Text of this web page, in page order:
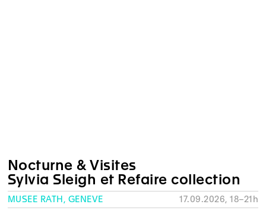
Nocturne & Visites
Sylvia Sleigh et Refaire collection
MUSÉE RATH, GENÈVE 17.09.2026, 18–21h